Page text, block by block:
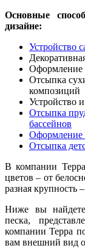
Основные
дизайне:
Устройство
Оформление
Отсыпка
композиций
Устройство
Отсыпка
бассейнов
Оформление
Отсыпка
В компании
цветов – от
разная крупность
Ниже вы найдете
песка,
компании Терра
вам внешний вид